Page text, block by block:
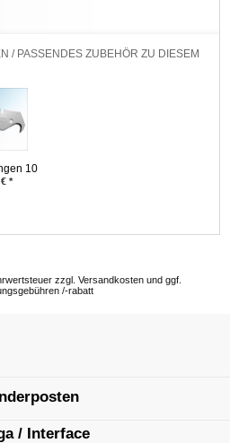
/ PASSENDES ZUBEHÖR ZU DIESEM
10
€ *
zzgl. Versandkosten und ggf.
/-rabatt
/ Interface